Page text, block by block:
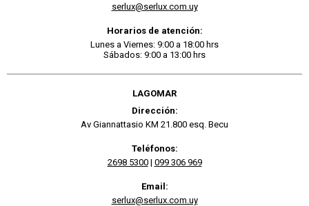
serlux@serlux.com.uy
Horarios de atención:
Lunes a Viernes: 9:00 a 18:00 hrs
Sábados: 9:00 a 13:00 hrs
LAGOMAR
Dirección:
Av Giannattasio KM 21.800 esq. Becu
Teléfonos:
2698 5300| 099 306 969
Email:
serlux@serlux.com.uy